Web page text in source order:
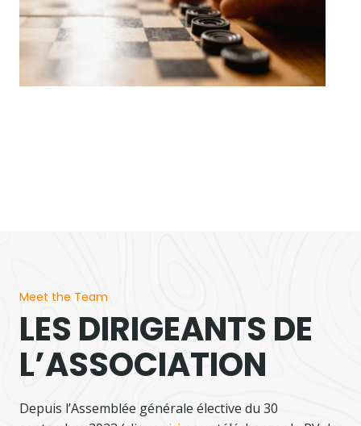
Meet the Team
LES DIRIGEANTS DE
L’ASSOCIATION
Depuis l’Assemblée générale élective du 30